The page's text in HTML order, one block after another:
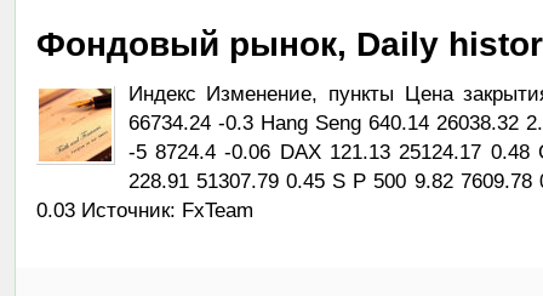
Фондовый рынок, Daily
Индекс Изменение, пункты Цена
66734.24 -0.3 Hang Seng 640.14 26038.32
-5 8724.4 -0.06 DAX 121.13 25124.17
228.91 51307.79 0.45 S P 500 9.82
0.03 Источник: FxTeam